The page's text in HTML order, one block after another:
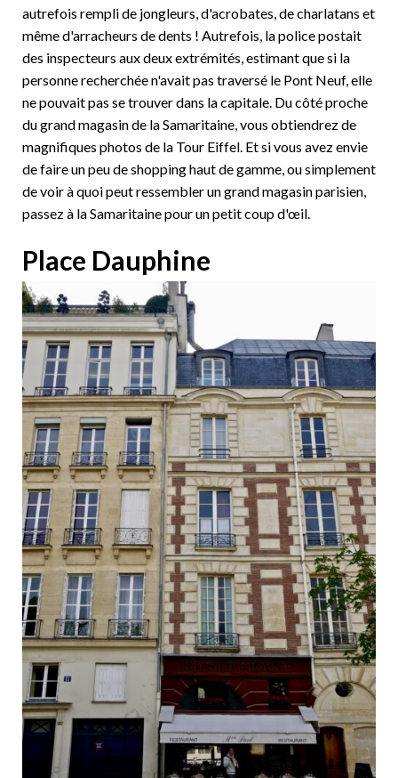
autrefois rempli de jongleurs, d'acrobates, de charlatans et
même d'arracheurs de dents ! Autrefois, la police postait
des inspecteurs aux deux extrémités, estimant que si la
personne recherchée n'avait pas traversé le Pont Neuf, elle
ne pouvait pas se trouver dans la capitale. Du côté proche
du grand magasin de la Samaritaine, vous obtiendrez de
magnifiques photos de la Tour Eiffel. Et si vous avez envie
de faire un peu de shopping haut de gamme, ou simplement
de voir à quoi peut ressembler un grand magasin parisien,
passez à la Samaritaine pour un petit coup d'œil.
Place Dauphine